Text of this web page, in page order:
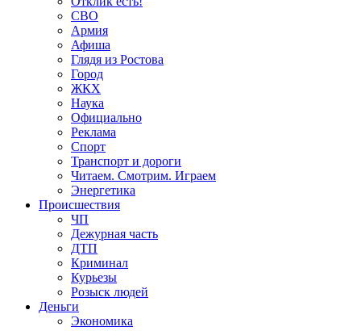
СВО
Армия
Афиша
Глядя из Ростова
Город
ЖКХ
Наука
Официально
Реклама
Спорт
Транспорт и дороги
Читаем. Смотрим. Играем
Энергетика
Происшествия
ЧП
Дежурная часть
ДТП
Криминал
Курьезы
Розыск людей
Деньги
Экономика